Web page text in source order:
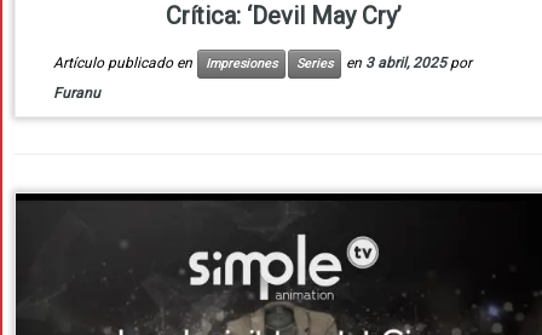
Crítica: ‘Devil May Cry’
Artículo publicado en Impresiones Series en 3 abril, 2025 por
Furanu